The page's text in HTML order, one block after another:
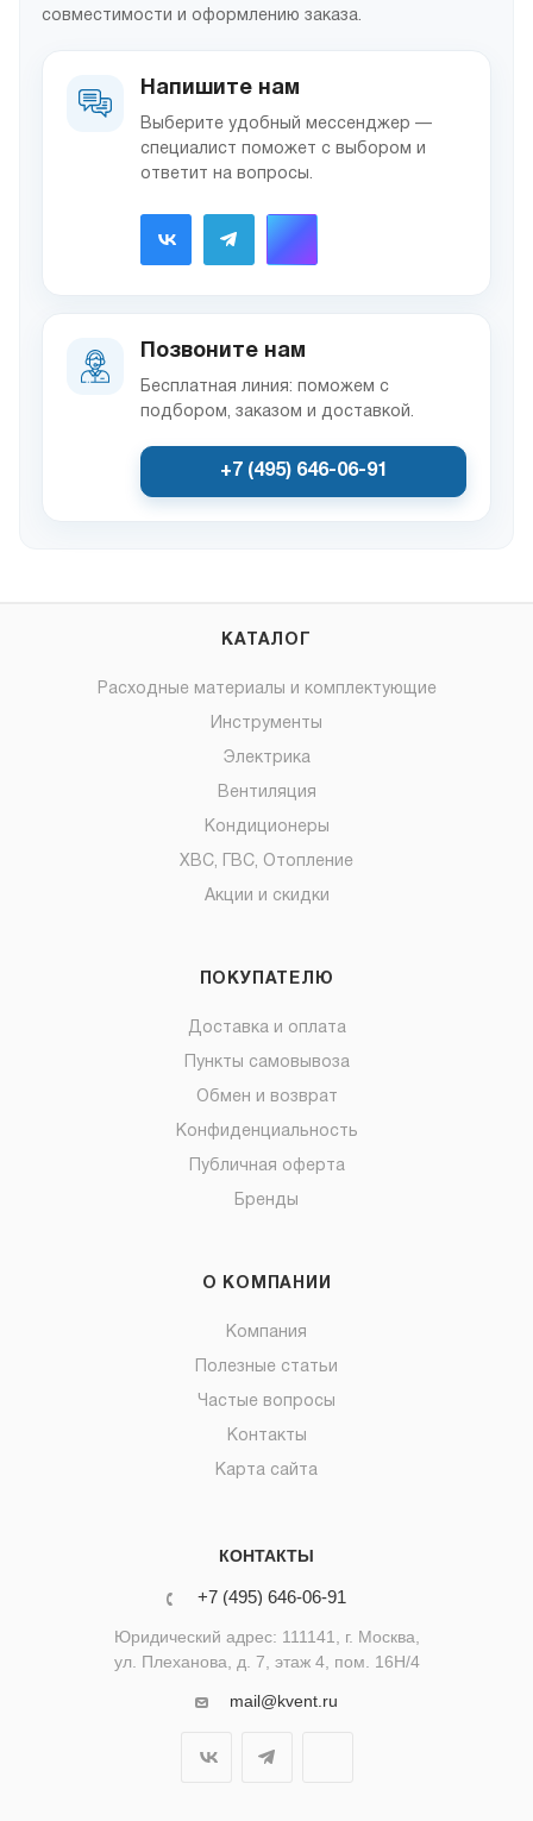
совместимости и оформлению заказа.
Напишите нам
Выберите удобный мессенджер —
специалист поможет с выбором и
ответит на вопросы.
Позвоните нам
Бесплатная линия: поможем с
подбором, заказом и доставкой.
+7 (495) 646-06-91
КАТАЛОГ
Расходные материалы и комплектующие
Инструменты
Электрика
Вентиляция
Кондиционеры
ХВС, ГВС, Отопление
Акции и скидки
ПОКУПАТЕЛЮ
Доставка и оплата
Пункты самовывоза
Обмен и возврат
Конфиденциальность
Публичная оферта
Бренды
О КОМПАНИИ
Компания
Полезные статьи
Частые вопросы
Контакты
Карта сайта
КОНТАКТЫ
+7 (495) 646-06-91
Юридический адрес: 111141, г. Москва,
ул. Плеханова, д. 7, этаж 4, пом. 16Н/4
mail@kvent.ru